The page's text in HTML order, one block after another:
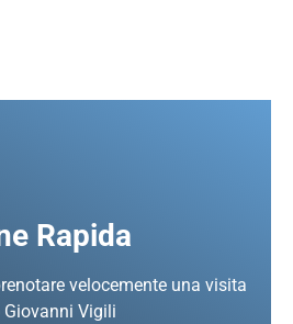
Rapida
velocemente una visita
Vigili